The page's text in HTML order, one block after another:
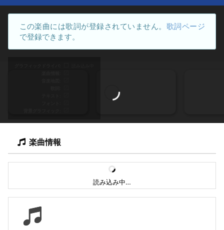
この楽曲には歌詞が登録されていません。 歌詞ページ
で登録できます。
楽曲情報
読み込み中…